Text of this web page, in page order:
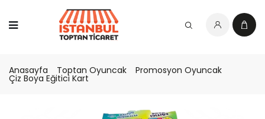
Anasayfa Toptan Oyuncak Promosyon Oyuncak
Çiz Boya Eğitici Kart